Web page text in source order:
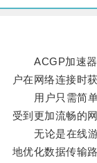
ACGP加速器
户在网络连接时
用户只需简单
受到更加流畅的
无论是在线游
地优化数据传输